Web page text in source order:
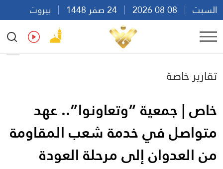
السبت
بيروت
14:57
Ar
تقارير خاصة
خاص | جمعية “وتعاونوا”.. عهد
متواصل في خدمة شعب المقاومة
من العدوان إلى مرحلة العودة